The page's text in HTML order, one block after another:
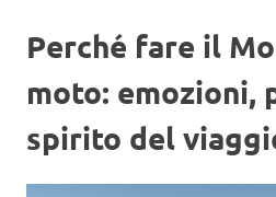
Perché fare il
moto: emozioni,
spirito del